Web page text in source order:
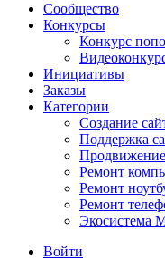
Сообщество
Конкурсы
Конкурс
Инициативы
Заказы
Категории
Создание
Поддержка
Продвижение
Ремонт
Ремонт
Ремонт
Экосистема
Войти